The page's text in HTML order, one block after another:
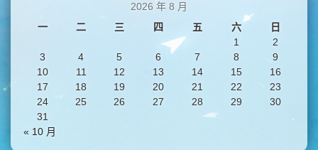
2026 年 8 月
一
二 三 四 五 六
日
1
2
3
4 5 6 7 8
9
10
11 12 13 14 15
16
17
18 19 20 21 22
23
24
25 26 27 28 29
30
31
« 10 月